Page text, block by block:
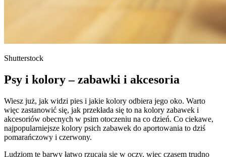
Shutterstock
Psy i kolory – zabawki i akcesoria
Wiesz już, jak widzi pies i jakie kolory odbiera jego oko. Warto
więc zastanowić się, jak przekłada się to na kolory zabawek i
akcesoriów obecnych w psim otoczeniu na co dzień. Co ciekawe,
najpopularniejsze kolory psich zabawek do aportowania to dziś
pomarańczowy i czerwony.
Ludziom te barwy łatwo rzucają się w oczy, więc czasem trudno